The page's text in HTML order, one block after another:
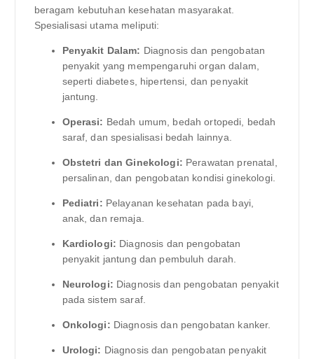
beragam kebutuhan kesehatan masyarakat.
Spesialisasi utama meliputi:
Penyakit Dalam: Diagnosis dan pengobatan
penyakit yang mempengaruhi organ dalam,
seperti diabetes, hipertensi, dan penyakit
jantung.
Operasi: Bedah umum, bedah ortopedi, bedah
saraf, dan spesialisasi bedah lainnya.
Obstetri dan Ginekologi: Perawatan prenatal,
persalinan, dan pengobatan kondisi ginekologi.
Pediatri: Pelayanan kesehatan pada bayi,
anak, dan remaja.
Kardiologi: Diagnosis dan pengobatan
penyakit jantung dan pembuluh darah.
Neurologi: Diagnosis dan pengobatan penyakit
pada sistem saraf.
Onkologi: Diagnosis dan pengobatan kanker.
Urologi: Diagnosis dan pengobatan penyakit